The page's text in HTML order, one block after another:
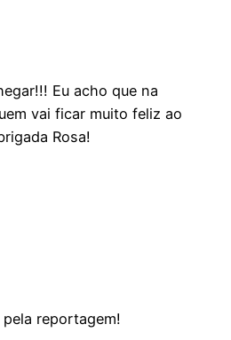
Eu acho que na
vai ficar muito feliz ao
Rosa!
pela reportagem!